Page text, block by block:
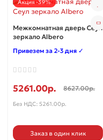
Акция -39%
Межкомнатная дверь Сеул
зеркало Albero
Привезем за 2-3 дня ✓
5261.00р. 8627.00р.
Без НДС: 5261.00р.
Заказ в один клик